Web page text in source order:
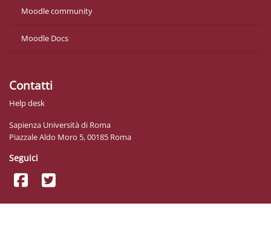
Moodle community
Moodle Docs
Contatti
Help desk
Sapienza Università di Roma
Piazzale Aldo Moro 5, 00185 Roma
Seguici